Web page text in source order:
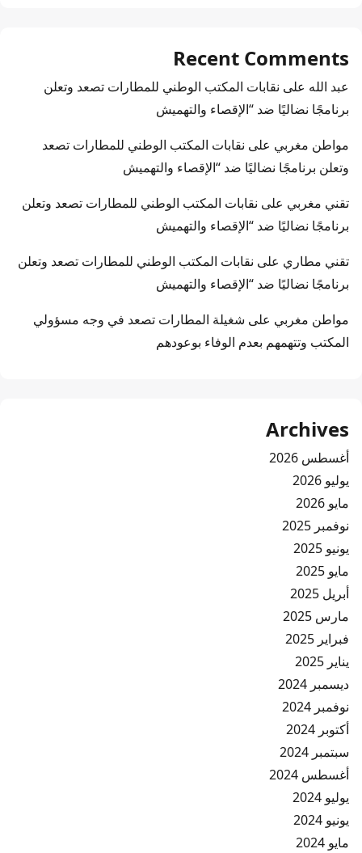
Recent Comments
عبد الله على نقابات المكتب الوطني للمطارات تصعد وتعلن
برنامجًا نضاليًا ضد “الإقصاء والتهميش
مواطن مغربي على نقابات المكتب الوطني للمطارات تصعد
وتعلن برنامجًا نضاليًا ضد “الإقصاء والتهميش
تقني مغربي على نقابات المكتب الوطني للمطارات تصعد وتعلن
برنامجًا نضاليًا ضد “الإقصاء والتهميش
تقني مطاري على نقابات المكتب الوطني للمطارات تصعد وتعلن
برنامجًا نضاليًا ضد “الإقصاء والتهميش
مواطن مغربي على شغيلة المطارات تصعد في وجه مسؤولي
المكتب وتتهمهم بعدم الوفاء بوعودهم
Archives
أغسطس 2026
يوليو 2026
مايو 2026
نوفمبر 2025
يونيو 2025
مايو 2025
أبريل 2025
مارس 2025
فبراير 2025
يناير 2025
ديسمبر 2024
نوفمبر 2024
أكتوبر 2024
سبتمبر 2024
أغسطس 2024
يوليو 2024
يونيو 2024
مايو 2024